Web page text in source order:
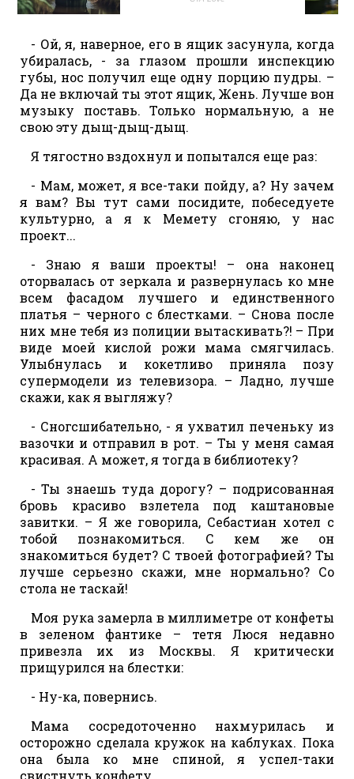
- Ой, я, наверное, его в ящик засунула, когда
убиралась, - за глазом прошли инспекцию
губы, нос получил еще одну порцию пудры. –
Да не включай ты этот ящик, Жень. Лучше вон
музыку поставь. Только нормальную, а не
свою эту дыщ-дыщ-дыщ.
Я тягостно вздохнул и попытался еще раз:
- Мам, может, я все-таки пойду, а? Ну зачем
я вам? Вы тут сами посидите, побеседуете
культурно, а я к Мемету сгоняю, у нас
проект...
- Знаю я ваши проекты! – она наконец
оторвалась от зеркала и развернулась ко мне
всем фасадом лучшего и единственного
платья – черного с блестками. – Снова после
них мне тебя из полиции вытаскивать?! – При
виде моей кислой рожи мама смягчилась.
Улыбнулась и кокетливо приняла позу
супермодели из телевизора. – Ладно, лучше
скажи, как я выгляжу?
- Сногсшибательно, - я ухватил печеньку из
вазочки и отправил в рот. – Ты у меня самая
красивая. А может, я тогда в библиотеку?
- Ты знаешь туда дорогу? – подрисованная
бровь красиво взлетела под каштановые
завитки. – Я же говорила, Себастиан хотел с
тобой познакомиться. С кем же он
знакомиться будет? С твоей фотографией? Ты
лучше серьезно скажи, мне нормально? Со
стола не таскай!
Моя рука замерла в миллиметре от конфеты
в зеленом фантике – тетя Люся недавно
привезла их из Москвы. Я критически
прищурился на блестки:
- Ну-ка, повернись.
Мама сосредоточенно нахмурилась и
осторожно сделала кружок на каблуках. Пока
она была ко мне спиной, я успел-таки
свистнуть конфету.